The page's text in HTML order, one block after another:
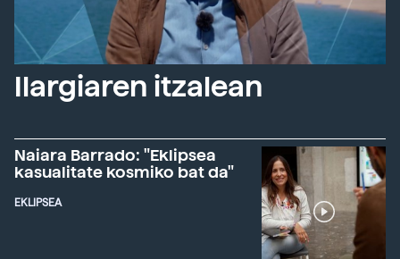
Ilargiaren itzalean
Naiara Barrado: "Eklipsea
kasualitate kosmiko bat da"
EKLIPSEA